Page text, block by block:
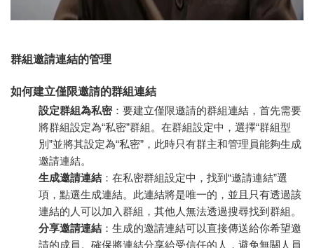
群組邀請連結的管理
如何建立僅限邀請的群組連結
設定群組為私密：要建立僅限邀請的群組連結，首先需要
將群組設定為“私密”群組。在群組設定中，選擇“群組型
別”並將其設定為“私密”，此時只有群主和管理員能夠生成
邀請連結。
生成邀請連結 ：在私密群組設定中，找到“邀請連結”選
項，點選生成連結。此連結將是唯一的，並且只有透過該
連結的人可以加入群組，其他人無法透過搜尋找到群組。
分享邀請連結 ：生成的邀請連結可以直接傳送給你希望邀
請的成員。確保將連結分享給受信任的人，避免無關人員